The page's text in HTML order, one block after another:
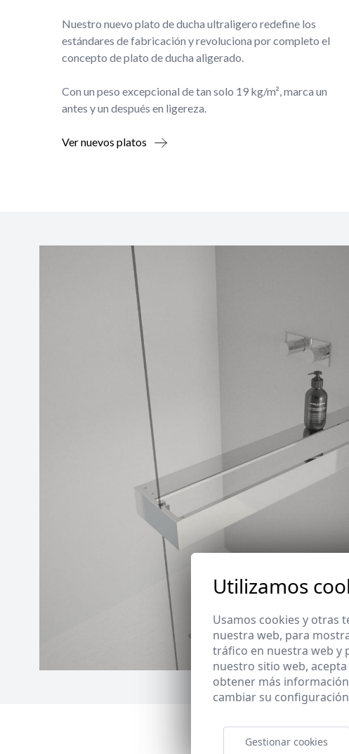
Nuestro nuevo plato de ducha ultraligero redefine los
estándares de fabricación y revoluciona por completo el
concepto de plato de ducha aligerado.
Con un peso excepcional de tan solo 19 kg/m², marca un
antes y un después en ligereza.
Ver nuevos platos
Utilizamos
Usamos cookies y otras
nuestra web, para
tráfico en nuestra web y
nuestro sitio web,
obtener más
cambiar su
Gestionar cookies